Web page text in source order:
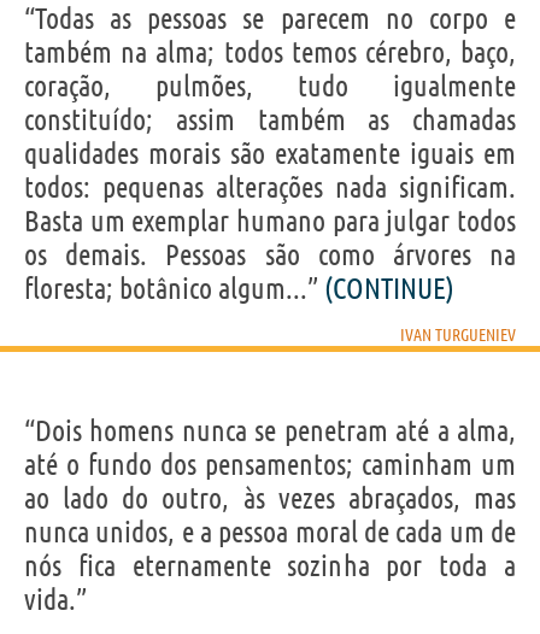
“Todas as pessoas se parecem no corpo e
também na alma; todos temos cérebro, baço,
coração, pulmões, tudo igualmente
constituído; assim também as chamadas
qualidades morais são exatamente iguais em
todos: pequenas alterações nada significam.
Basta um exemplar humano para julgar todos
os demais. Pessoas são como árvores na
floresta; botânico algum...” (CONTINUE)
IVAN TURGUENIEV
“Dois homens nunca se penetram até a alma,
até o fundo dos pensamentos; caminham um
ao lado do outro, às vezes abraçados, mas
nunca unidos, e a pessoa moral de cada um de
nós fica eternamente sozinha por toda a
vida.”